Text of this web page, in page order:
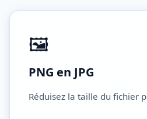
🖼️
PNG en JPG
Réduisez la taille du fichier